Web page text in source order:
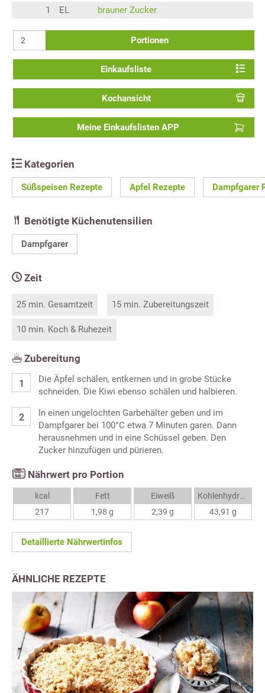
1
EL brauner Zucker
Portionen
Einkaufsliste
Kochansicht
Meine Einkaufslisten APP
Kategorien
Süßspeisen Rezepte Apfel Rezepte Dampfgarer
Benötigte Küchenutensilien
Dampfgarer
Zeit
25 min. Gesamtzeit 15 min. Zubereitungszeit
10 min. Koch & Ruhezeit
Zubereitung
Die Äpfel schälen, entkernen und in grobe Stücke
schneiden. Die Kiwi ebenso schälen und halbieren.
In einen ungelochten Garbehälter geben und im
Dampfgarer bei 100°C etwa 7 Minuten garen. Dann
herausnehmen und in eine Schüssel geben. Den
Zucker hinzufügen und pürieren.
Nährwert pro Portion
kcal
217
Fett
1,98 g
Eiweiß
2,39 g
Kohlenhydrate
43,91 g
Detaillierte Nährwertinfos
ÄHNLICHE REZEPTE